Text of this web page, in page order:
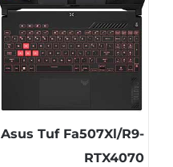
Asus Tuf Fa507Xl/R9-
RTX4070